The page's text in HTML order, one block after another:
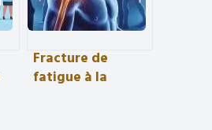
Fracture de
fatigue à la